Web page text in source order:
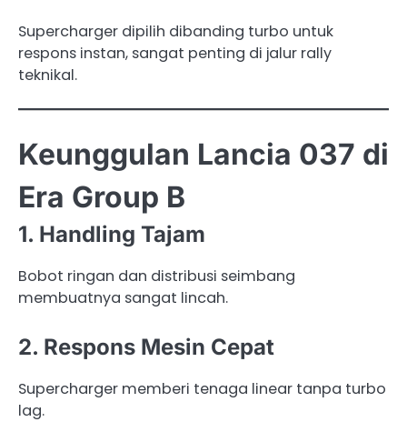
Supercharger dipilih dibanding turbo untuk
respons instan, sangat penting di jalur rally
teknikal.
Keunggulan Lancia 037 di
Era Group B
1. Handling Tajam
Bobot ringan dan distribusi seimbang
membuatnya sangat lincah.
2. Respons Mesin Cepat
Supercharger memberi tenaga linear tanpa turbo
lag.